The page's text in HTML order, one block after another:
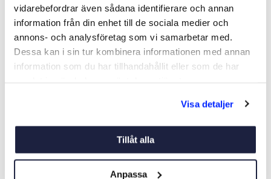
vidarebefordrar även sådana identifierare och annan
information från din enhet till de sociala medier och
annons- och analysföretag som vi samarbetar med.
Dessa kan i sin tur kombinera informationen med annan
information som du har tillhandahållit eller som de har
Visa detaljer
Tillåt alla
Anpassa
Art nr: V01614
FLAGGSTÅNG TEAK
Art nr: V07468
Från 335 kr